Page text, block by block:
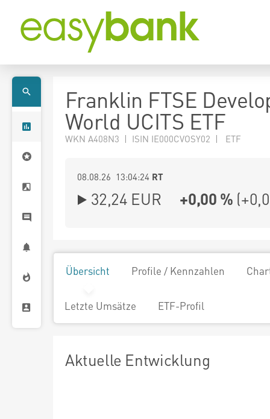
Franklin FTSE
World UCITS ETF
WKN A408N3 | ISIN IE000CVOSY02 | ETF
08.08.26 13:04:24 RT
32,24 EUR +0,00 % (
Übersicht Profile / Kennzahlen
Letzte Umsätze ETF-Profil
Aktuelle Entwicklung